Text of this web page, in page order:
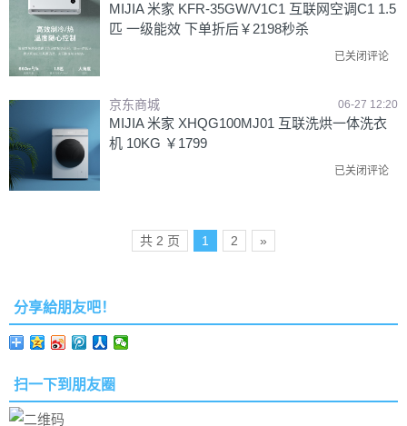
MIJIA 米家 KFR-35GW/V1C1 互联网空调C1 1.5
匹 一级能效 下单折后￥2198秒杀
已关闭评论
京东商城 06-27 12:20
MIJIA 米家 XHQG100MJ01 互联洗烘一体洗衣
机 10KG ￥1799
已关闭评论
共 2 页 1 2 »
分享給朋友吧！
扫一下到朋友圈